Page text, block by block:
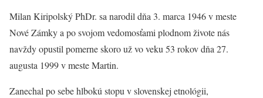
Milan Kiripolský PhDr. sa narodil dňa 3. marca 1946 v meste
Nové Zámky a po svojom vedomosťami plodnom živote nás
navždy opustil pomerne skoro už vo veku 53 rokov dňa 27.
augusta 1999 v meste Martin.
Zanechal po sebe hlbokú stopu v slovenskej etnológii,